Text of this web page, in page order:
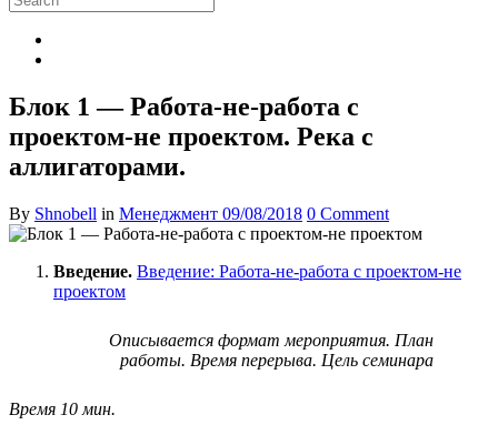
Блок 1 — Работа-не-работа с
проектом-не проектом. Река с
аллигаторами.
By Shnobell in Менеджмент 09/08/2018 0 Comment
Введение. Введение: Работа-не-работа с проектом-не
проектом
Описывается формат мероприятия. План
работы. Время перерыва. Цель семинара
Время 10 мин.